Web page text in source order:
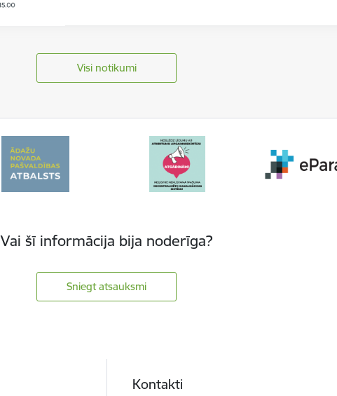
Visi notikumi
Vai šī informācija bija noderīga?
Sniegt atsauksmi
Kontakti